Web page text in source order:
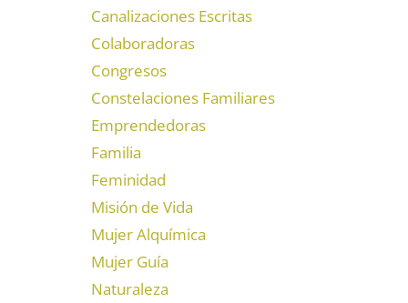
Canalizaciones Escritas
Colaboradoras
Congresos
Constelaciones Familiares
Emprendedoras
Familia
Feminidad
Misión de Vida
Mujer Alquímica
Mujer Guía
Naturaleza